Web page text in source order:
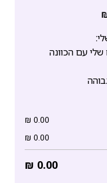
עם הכוונה
0.00
₪
0.00
₪
0.00
₪